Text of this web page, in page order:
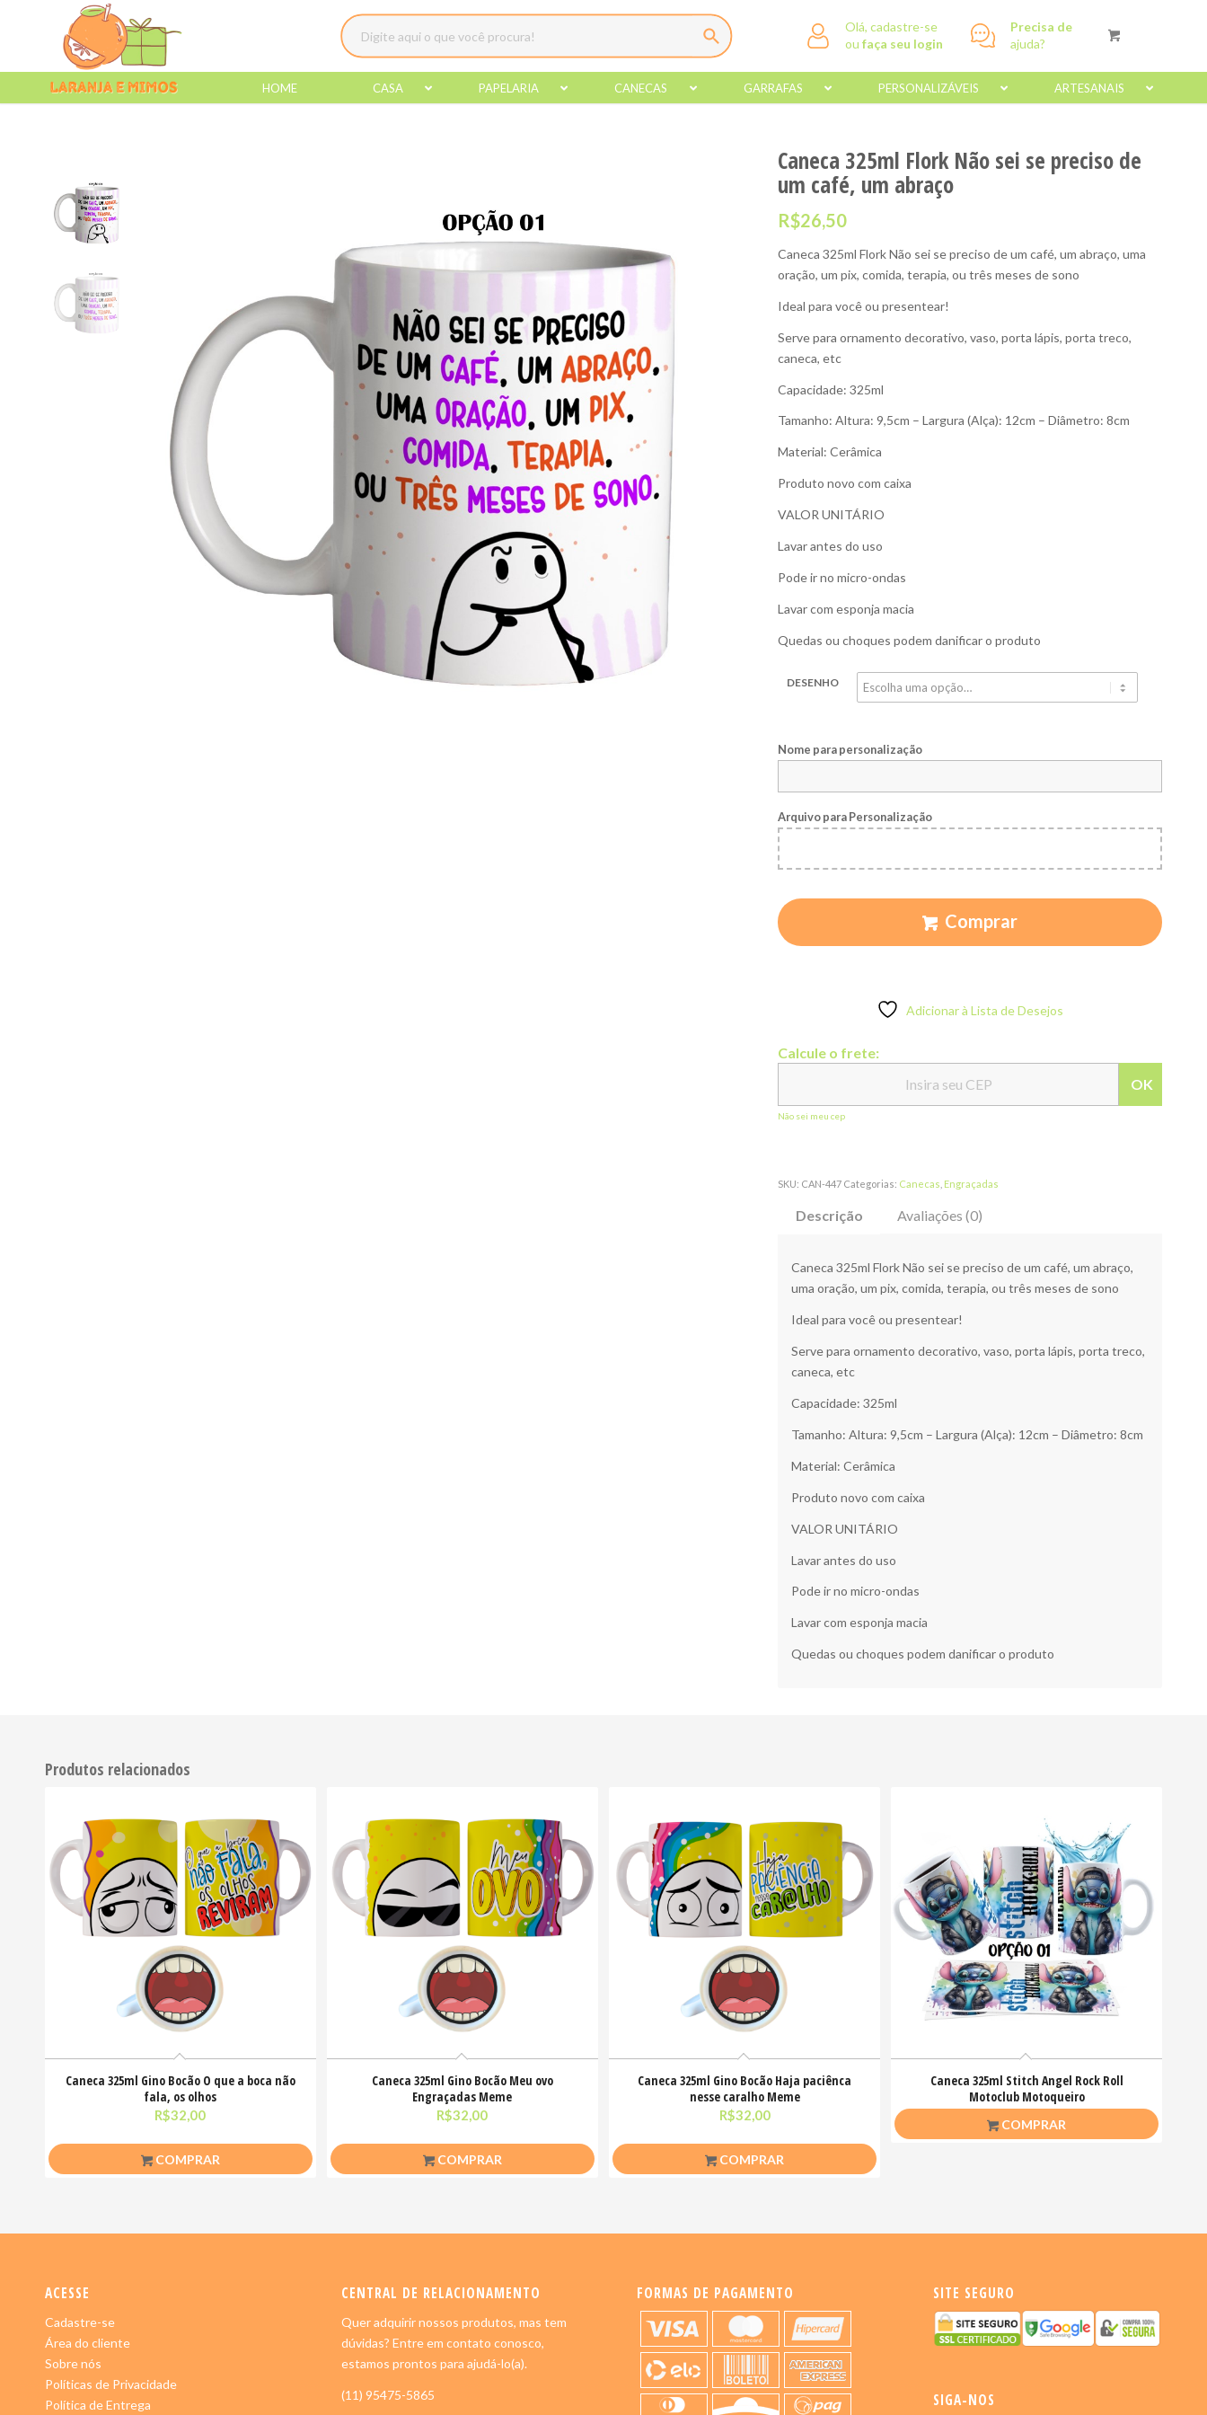
Olá, cadastre-se
oufaça seu login
Precisa de
ajuda?
HOME CASA PAPELARIA CANECAS GARRAFAS PERSONALIZÁVEIS ARTESANAIS
Caneca 325ml Flork Não sei se preciso de
um café, um abraço
R$26,50
Caneca 325ml Flork Não sei se preciso de um café, um abraço, uma
oração, um pix, comida, terapia, ou três meses de sono
Ideal para você ou presentear!
Serve para ornamento decorativo, vaso, porta lápis, porta treco,
caneca, etc
Capacidade: 325ml
Tamanho: Altura: 9,5cm – Largura (Alça): 12cm – Diâmetro: 8cm
Material: Cerâmica
Produto novo com caixa
VALOR UNITÁRIO
Lavar antes do uso
Pode ir no micro-ondas
Lavar com esponja macia
Quedas ou choques podem danificar o produto
DESENHO
Nome para personalização
Arquivo para Personalização
Comprar
Adicionar à Lista de Desejos
Calcule o frete:
OK
Não sei meu cep
SKU: CAN-447 Categorias: Canecas Engraçadas
Descrição Avaliações (0)
Caneca 325ml Flork Não sei se preciso de um café, um abraço,
uma oração, um pix, comida, terapia, ou três meses de sono
Ideal para você ou presentear!
Serve para ornamento decorativo, vaso, porta lápis, porta treco,
caneca, etc
Capacidade: 325ml
Tamanho: Altura: 9,5cm – Largura (Alça): 12cm – Diâmetro: 8cm
Material: Cerâmica
Produto novo com caixa
VALOR UNITÁRIO
Lavar antes do uso
Pode ir no micro-ondas
Lavar com esponja macia
Quedas ou choques podem danificar o produto
Produtos relacionados
Caneca 325ml Gino Bocão O que a boca não
fala, os olhos
R$32,00
COMPRAR
Caneca 325ml Gino Bocão Meu ovo
Engraçadas Meme
R$32,00
COMPRAR
Caneca 325ml Gino Bocão Haja paciênca
nesse caralho Meme
R$32,00
COMPRAR
Caneca 325ml Stitch Angel Rock Roll
Motoclub Motoqueiro
COMPRAR
ACESSE
Cadastre-se
Área do cliente
Sobre nós
Políticas de Privacidade
Política de Entrega
CENTRAL DE RELACIONAMENTO
Quer adquirir nossos produtos, mas tem
dúvidas? Entre em contato conosco,
estamos prontos para ajudá-lo(a).
(11) 95475-5865
FORMAS DE PAGAMENTO SITE SEGURO
SIGA-NOS